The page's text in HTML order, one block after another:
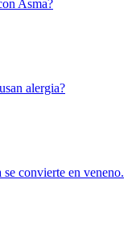
Asma?
alergia?
convierte en veneno.